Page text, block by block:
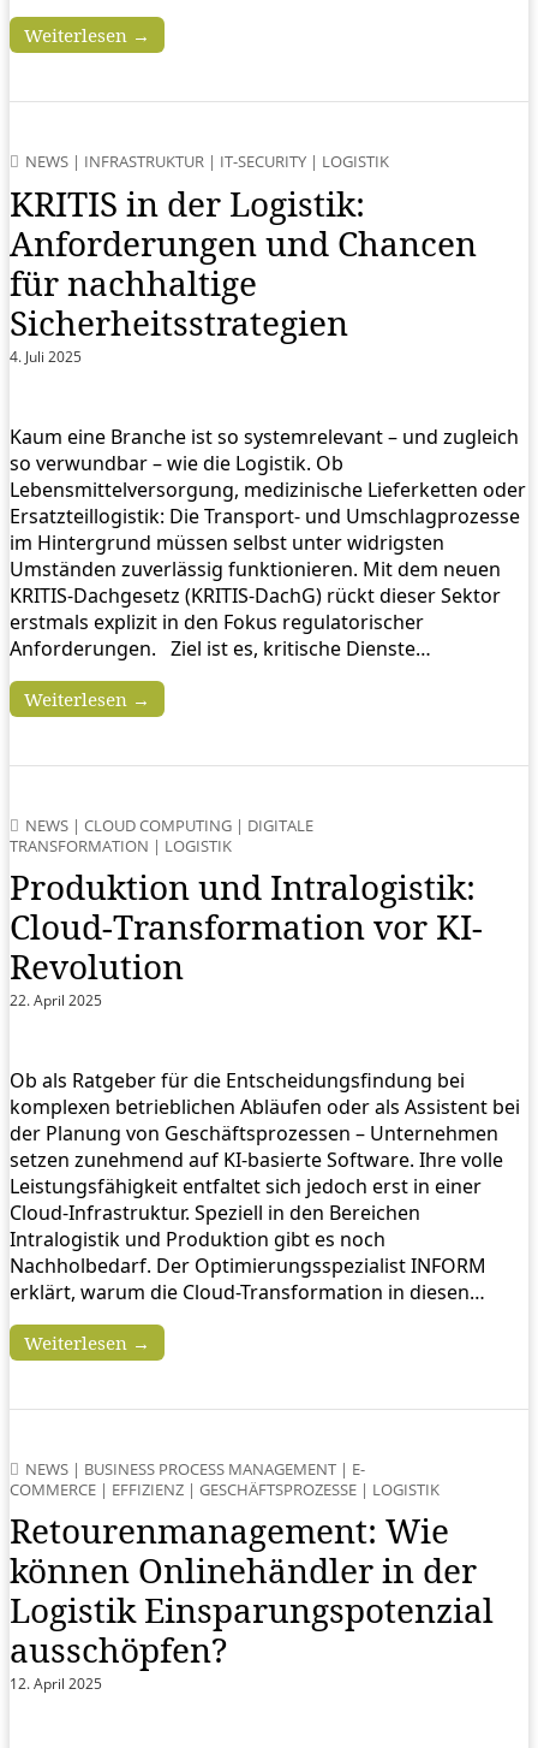
Weiterlesen →
NEWS | INFRASTRUKTUR | IT-SECURITY | LOGISTIK
KRITIS in der Logistik:
Anforderungen und Chancen
für nachhaltige
Sicherheitsstrategien
4. Juli 2025
Kaum eine Branche ist so systemrelevant – und zugleich
so verwundbar – wie die Logistik. Ob
Lebensmittelversorgung, medizinische Lieferketten oder
Ersatzteillogistik: Die Transport- und Umschlagprozesse
im Hintergrund müssen selbst unter widrigsten
Umständen zuverlässig funktionieren. Mit dem neuen
KRITIS-Dachgesetz (KRITIS-DachG) rückt dieser Sektor
erstmals explizit in den Fokus regulatorischer
Anforderungen. Ziel ist es, kritische Dienste…
Weiterlesen →
NEWS | CLOUD COMPUTING | DIGITALE
TRANSFORMATION | LOGISTIK
Produktion und Intralogistik:
Cloud-Transformation vor KI-
Revolution
22. April 2025
Ob als Ratgeber für die Entscheidungsfindung bei
komplexen betrieblichen Abläufen oder als Assistent bei
der Planung von Geschäftsprozessen – Unternehmen
setzen zunehmend auf KI-basierte Software. Ihre volle
Leistungsfähigkeit entfaltet sich jedoch erst in einer
Cloud-Infrastruktur. Speziell in den Bereichen
Intralogistik und Produktion gibt es noch
Nachholbedarf. Der Optimierungsspezialist INFORM
erklärt, warum die Cloud-Transformation in diesen…
Weiterlesen →
NEWS | BUSINESS PROCESS MANAGEMENT | E-
COMMERCE | EFFIZIENZ | GESCHÄFTSPROZESSE | LOGISTIK
Retourenmanagement: Wie
können Onlinehändler in der
Logistik Einsparungspotenzial
ausschöpfen?
12. April 2025